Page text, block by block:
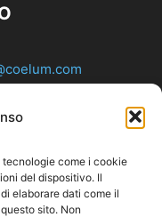
come i cookie
del dispositivo. Il
elaborare dati come il
sito. Non